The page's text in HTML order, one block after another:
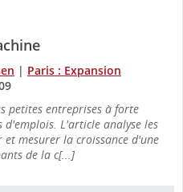
| Paris : Expansion
petites entreprises à forte
d'emplois. L'article analyse les
mesurer la croissance d'une
de la c[...]